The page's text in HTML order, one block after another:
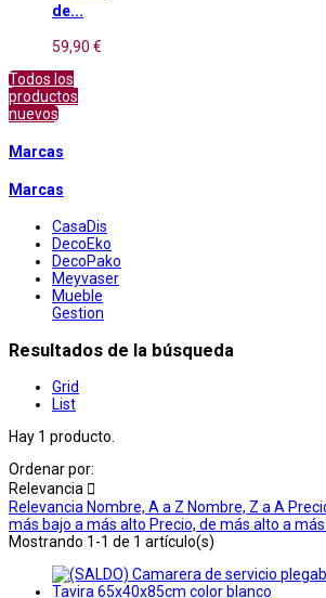
de...
59,90 €
Todos los
productos
nuevos
Marcas
Marcas
CasaDis
DecoEko
DecoPako
Meyvaser
Mueble
Gestion
Resultados de la búsqueda
Grid
List
Hay 1 producto.
Ordenar por:
Relevancia 
Relevancia Nombre, A a Z Nombre, Z a A
más bajo a más alto Precio, de más alto a
Mostrando 1-1 de 1 artículo(s)